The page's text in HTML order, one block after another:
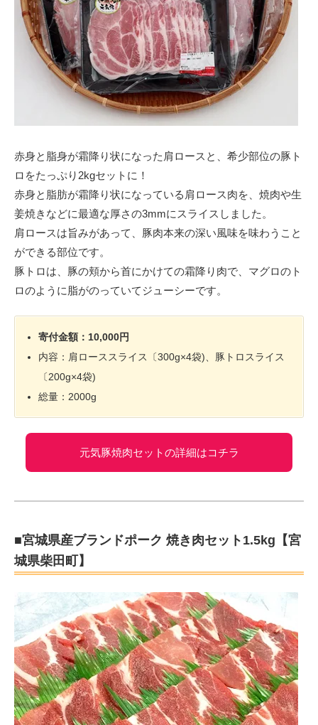
赤身と脂身が霜降り状になった肩ロースと、希少部位の豚ト
ロをたっぷり2kgセットに！
赤身と脂肪が霜降り状になっている肩ロース肉を、焼肉や生
姜焼きなどに最適な厚さの3mmにスライスしました。
肩ロースは旨みがあって、豚肉本来の深い風味を味わうこと
ができる部位です。
豚トロは、豚の頬から首にかけての霜降り肉で、マグロのト
ロのように脂がのっていてジューシーです。
寄付金額：10,000円
内容：肩ローススライス〔300g×4袋)、豚トロスライス
〔200g×4袋)
総量：2000g
元気豚焼肉セットの詳細はコチラ
■宮城県産ブランドポーク 焼き肉セット1.5kg【宮
城県柴田町】